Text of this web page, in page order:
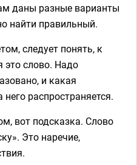
даны разные варианты
найти правильный.
следует понять, к
это слово. Надо
и какая
распространяется.
вот подсказка. Слово
Это наречие,